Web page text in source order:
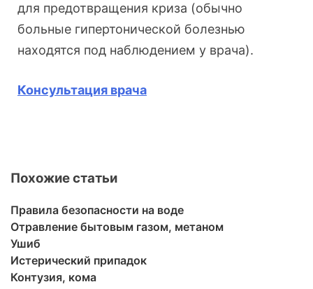
для предотвращения криза (обычно
больные гипертонической болезнью
находятся под наблюдением у врача).
Консультация врача
Похожие статьи
Правила безопасности на воде
Отравление бытовым газом, метаном
Ушиб
Истерический припадок
Контузия, кома